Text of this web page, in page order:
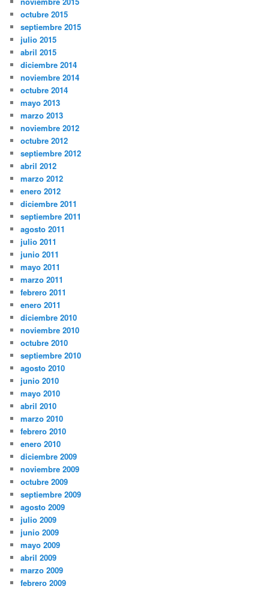
octubre 2015
septiembre 2015
julio 2015
abril 2015
diciembre 2014
noviembre 2014
octubre 2014
mayo 2013
marzo 2013
noviembre 2012
octubre 2012
septiembre 2012
abril 2012
marzo 2012
enero 2012
diciembre 2011
septiembre 2011
agosto 2011
julio 2011
junio 2011
mayo 2011
marzo 2011
febrero 2011
enero 2011
diciembre 2010
noviembre 2010
octubre 2010
septiembre 2010
agosto 2010
junio 2010
mayo 2010
abril 2010
marzo 2010
febrero 2010
enero 2010
diciembre 2009
noviembre 2009
octubre 2009
septiembre 2009
agosto 2009
julio 2009
junio 2009
mayo 2009
abril 2009
marzo 2009
febrero 2009